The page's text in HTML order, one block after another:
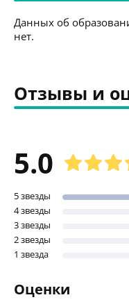
Данных об
нет.
Отзывы и
5.0
5 звезды
4 звезды
3 звезды
2 звезды
1 звезда
Оценки